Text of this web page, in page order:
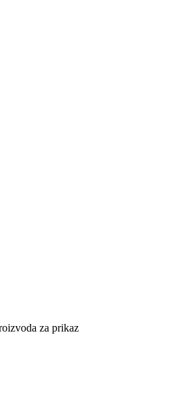
za prikaz